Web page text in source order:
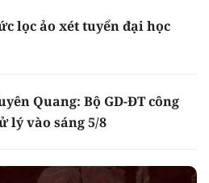
lọc ảo xét tuyển đại học
Quang: Bộ GD-ĐT công
lý vào sáng 5/8